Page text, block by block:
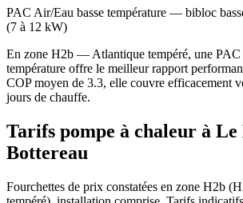
PAC Air/Eau basse température — bibloc
(7 à 12 kW)
En zone H2b — Atlantique tempéré, une PAC
température offre le meilleur rapport
COP moyen de 3.3, elle couvre efficacement
jours de chauffe.
Tarifs pompe à chaleur à Le
Bottereau
Fourchettes de prix constatées en zone H2b (